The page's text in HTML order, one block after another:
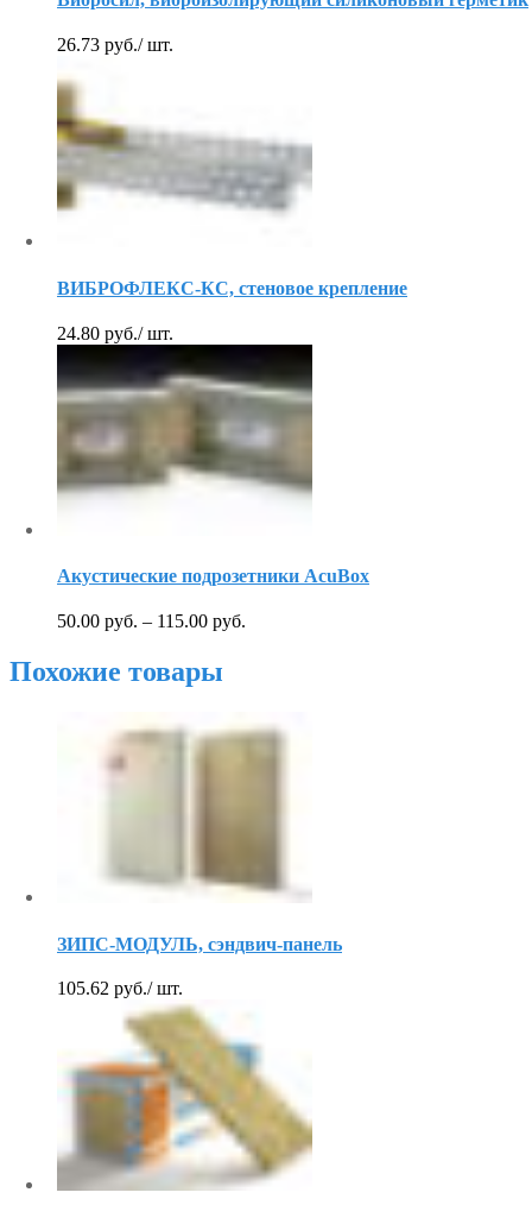
26.73 руб./ шт.
ВИБРОФЛЕКС-КС, стеновое крепление
24.80 руб./ шт.
Акустические подрозетники AcuBox
50.00 руб. – 115.00 руб.
Похожие товары
ЗИПС-МОДУЛЬ, сэндвич-панель
105.62 руб./ шт.